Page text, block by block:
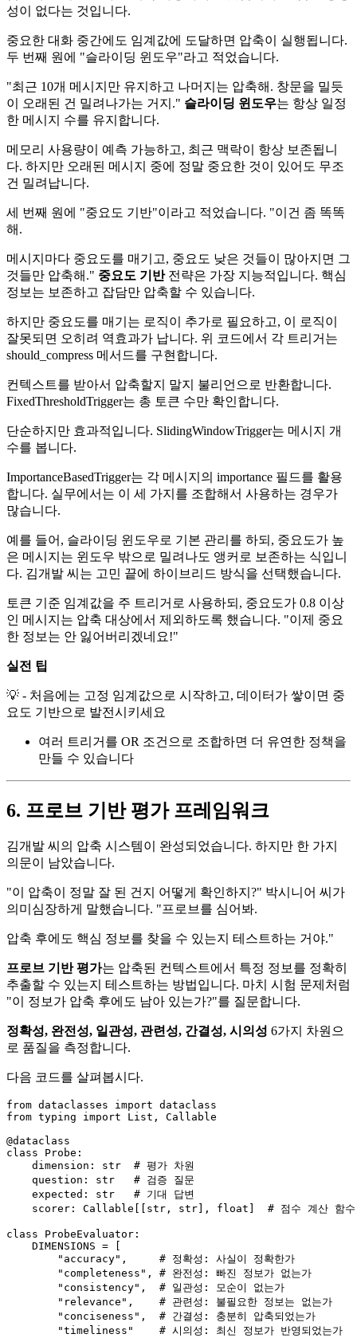
성이 없다는 것입니다.
중요한 대화 중간에도 임계값에 도달하면 압축이 실행됩니다.
두 번째 원에 "슬라이딩 윈도우"라고 적었습니다.
"최근 10개 메시지만 유지하고 나머지는 압축해. 창문을 밀듯
이 오래된 건 밀려나가는 거지." 슬라이딩 윈도우는 항상 일정
한 메시지 수를 유지합니다.
메모리 사용량이 예측 가능하고, 최근 맥락이 항상 보존됩니
다. 하지만 오래된 메시지 중에 정말 중요한 것이 있어도 무조
건 밀려납니다.
세 번째 원에 "중요도 기반"이라고 적었습니다. "이건 좀 똑똑
해.
메시지마다 중요도를 매기고, 중요도 낮은 것들이 많아지면 그
것들만 압축해." 중요도 기반전략은 가장 지능적입니다. 핵심
정보는 보존하고 잡담만 압축할 수 있습니다.
하지만 중요도를 매기는 로직이 추가로 필요하고, 이 로직이
잘못되면 오히려 역효과가 납니다. 위 코드에서 각 트리거는
should_compress 메서드를 구현합니다.
컨텍스트를 받아서 압축할지 말지 불리언으로 반환합니다.
FixedThresholdTrigger는 총 토큰 수만 확인합니다.
단순하지만 효과적입니다. SlidingWindowTrigger는 메시지 개
수를 봅니다.
ImportanceBasedTrigger는 각 메시지의 importance 필드를 활용
합니다. 실무에서는 이 세 가지를 조합해서 사용하는 경우가
많습니다.
예를 들어, 슬라이딩 윈도우로 기본 관리를 하되, 중요도가 높
은 메시지는 윈도우 밖으로 밀려나도 앵커로 보존하는 식입니
다. 김개발 씨는 고민 끝에 하이브리드 방식을 선택했습니다.
토큰 기준 임계값을 주 트리거로 사용하되, 중요도가 0.8 이상
인 메시지는 압축 대상에서 제외하도록 했습니다. "이제 중요
한 정보는 안 잃어버리겠네요!"
실전 팁
💡 - 처음에는 고정 임계값으로 시작하고, 데이터가 쌓이면 중
요도 기반으로 발전시키세요
여러 트리거를 OR 조건으로 조합하면 더 유연한 정책을
만들 수 있습니다
6. 프로브 기반 평가 프레임워크
김개발 씨의 압축 시스템이 완성되었습니다. 하지만 한 가지
의문이 남았습니다.
"이 압축이 정말 잘 된 건지 어떻게 확인하지?" 박시니어 씨가
의미심장하게 말했습니다. "프로브를 심어봐.
압축 후에도 핵심 정보를 찾을 수 있는지 테스트하는 거야."
프로브 기반 평가는 압축된 컨텍스트에서 특정 정보를 정확히
추출할 수 있는지 테스트하는 방법입니다. 마치 시험 문제처럼
"이 정보가 압축 후에도 남아 있는가?"를 질문합니다.
정확성, 완전성, 일관성, 관련성, 간결성, 시의성 6가지 차원으
로 품질을 측정합니다.
다음 코드를 살펴봅시다.
from dataclasses import
from typing import List , Callable
@dataclass
class
Probe :
    dimension:
str
# 평가 차원
    question:
str
# 검증 질문
    expected:
str
# 기대 답변
    scorer:
Callable str , str ], float # 점수 계산 함수
class ProbeEvaluator :
    DIMENSIONS = [
"accuracy" , # 정확성: 사실이 정확한가
"completeness" , # 완전성: 빠진 정보가 없는가
"consistency" , # 일관성: 모순이 없는가
"relevance" , # 관련성: 불필요한 정보는 없는가
"conciseness" , # 간결성: 충분히 압축되었는가
"timeliness"
# 시의성: 최신 정보가 반영되었는가